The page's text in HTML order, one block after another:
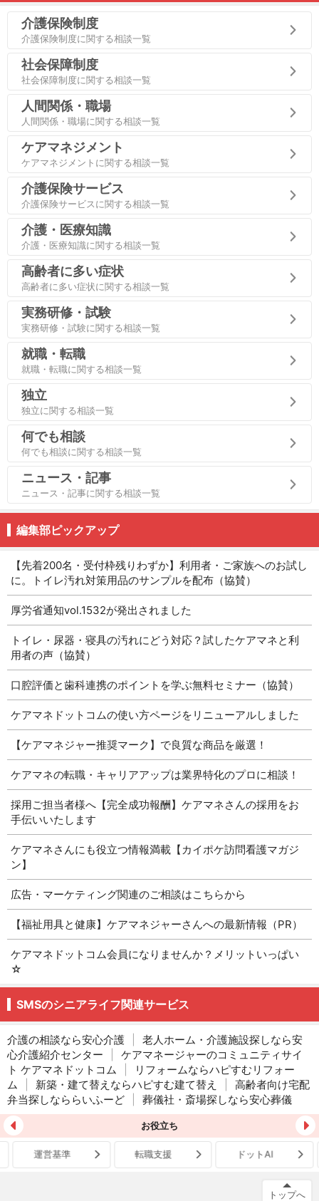
介護保険制度
介護保険制度に関する相談一覧
社会保障制度
社会保障制度に関する相談一覧
人間関係・職場
人間関係・職場に関する相談一覧
ケアマネジメント
ケアマネジメントに関する相談一覧
介護保険サービス
介護保険サービスに関する相談一覧
介護・医療知識
介護・医療知識に関する相談一覧
高齢者に多い症状
高齢者に多い症状に関する相談一覧
実務研修・試験
実務研修・試験に関する相談一覧
就職・転職
就職・転職に関する相談一覧
独立
独立に関する相談一覧
何でも相談
何でも相談に関する相談一覧
ニュース・記事
ニュース・記事に関する相談一覧
編集部ピックアップ
【先着200名・受付枠残りわずか】利用者・ご家族へのお試し
に。トイレ汚れ対策用品のサンプルを配布（協賛）
厚労省通知vol.1532が発出されました
トイレ・尿器・寝具の汚れにどう対応？試したケアマネと利
用者の声（協賛）
口腔評価と歯科連携のポイントを学ぶ無料セミナー（協賛）
ケアマネドットコムの使い方ページをリニューアルしました
【ケアマネジャー推奨マーク】で良質な商品を厳選！
ケアマネの転職・キャリアアップは業界特化のプロに相談！
採用ご担当者様へ【完全成功報酬】ケアマネさんの採用をお
手伝いいたします
ケアマネさんにも役立つ情報満載【カイポケ訪問看護マガジ
ン】
広告・マーケティング関連のご相談はこちらから
【福祉用具と健康】ケアマネジャーさんへの最新情報（PR）
ケアマネドットコム会員になりませんか？メリットいっぱい
☆
SMSのシニアライフ関連サービス
介護の相談なら安心介護
老人ホーム・介護施設探しなら安
心介護紹介センター
ケアマネージャーのコミュニティサイ
ト ケアマネドットコム
リフォームならハピすむリフォー
ム
新築・建て替えならハピすむ建て替え
高齢者向け宅配
弁当探しなららいふーど
葬儀社・斎場探しなら安心葬儀
お役立ち
運営基準 転職支援 ドットAI
トップへ